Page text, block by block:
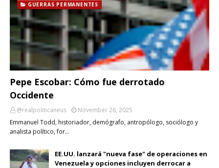
GUERRAS PERMANENTES
Pepe Escobar: Cómo fue derrotado
Occidente
@realpoliticaneus
November 26, 2025
Emmanuel Todd, historiador, demógrafo, antropólogo, sociólogo y
analista político, for…
EE.UU. lanzará "nueva fase" de operaciones en
Venezuela y opciones incluyen derrocar a